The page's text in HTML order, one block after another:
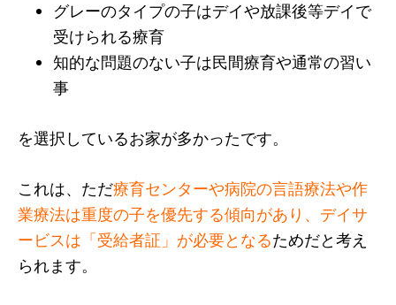
グレーのタイプの子はデイや放課後等デイで
受けられる療育
知的な問題のない子は民間療育や通常の習い
事
を選択しているお家が多かったです。
これは、ただ療育センターや病院の言語療法や作
業療法は重度の子を優先する傾向があり、デイサ
ービスは「受給者証」が必要となるためだと考え
られます。